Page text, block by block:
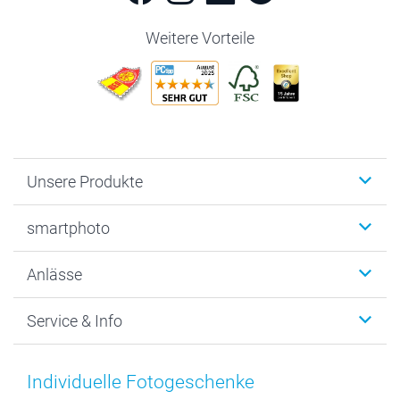
Weitere Vorteile
Unsere Produkte
Fotogeschenke
MyNameBook
Fotoabzüge, Fotos als Buch & Poster
Zubehör & Material
smartphoto
Warum smartphoto
Datenschutz
AGB
Anlässe
Neujahr
Muttertag
Service & Info
Preise und Versandkosten
Individuelle Fotogeschenke